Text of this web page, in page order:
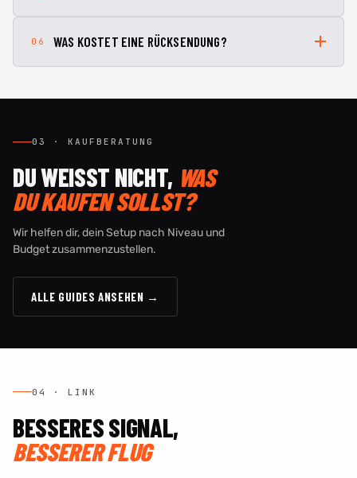
06 WAS KOSTET EINE RÜCKSENDUNG?
03 · KAUFBERATUNG
DU WEISST NICHT, WAS
DU KAUFEN SOLLST?
Wir helfen dir, dein Setup nach Niveau und
Budget zusammenzustellen.
ALLE GUIDES ANSEHEN →
04 · LINK
BESSERES SIGNAL,
BESSERER FLUG